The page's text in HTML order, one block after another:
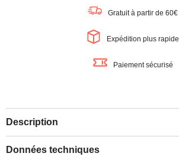
lumineuse
extérieure
4,5W,
extérieure
noire
Gratuit à partir de 60€
Expédition plus rapide
Paiement sécurisé
Description
Données techniques